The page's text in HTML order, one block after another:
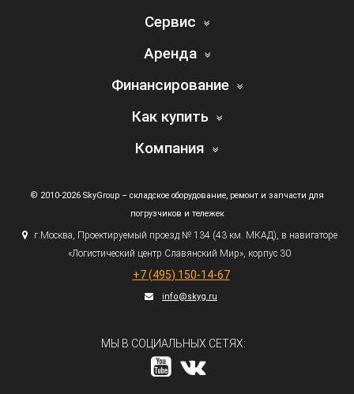
Сервис
Аренда
Финансирование
Как купить
Компания
© 2010-2026 SkyGroup – складское оборудование, ремонт и запчасти для
погрузчиков и тележек
г.Москва, Проектируемый проезд № 134 (43км. МКАД), в навигаторе
«Логистический центр Славянский Мир», корпус 30
+7 (495) 150-14-67
info@skyg.ru
МЫ В СОЦИАЛЬНЫХ СЕТЯХ: